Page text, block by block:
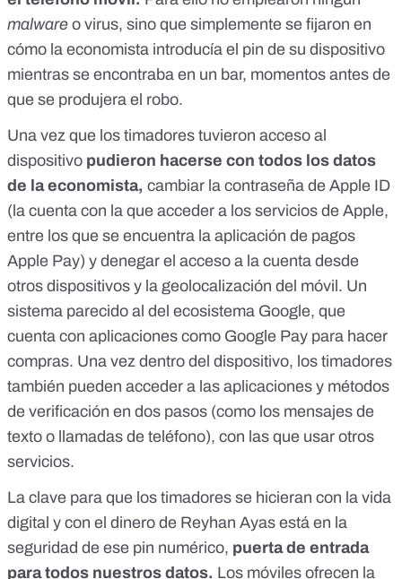
malware o virus, sino que simplemente se fijaron en
cómo la economista introducía el pin de su dispositivo
mientras se encontraba en un bar, momentos antes de
que se produjera el robo.
Una vez que los timadores tuvieron acceso al
dispositivo pudieron hacerse con todos los datos
de la economista, cambiar la contraseña de Apple ID
(la cuenta con la que acceder a los servicios de Apple,
entre los que se encuentra la aplicación de pagos
Apple Pay) y denegar el acceso a la cuenta desde
otros dispositivos y la geolocalización del móvil. Un
sistema parecido al del ecosistema Google, que
cuenta con aplicaciones como Google Pay para hacer
compras. Una vez dentro del dispositivo, los timadores
también pueden acceder a las aplicaciones y métodos
de verificación en dos pasos (como los mensajes de
texto o llamadas de teléfono), con las que usar otros
servicios.
La clave para que los timadores se hicieran con la vida
digital y con el dinero de Reyhan Ayas está en la
seguridad de ese pin numérico, puerta de entrada
para todos nuestros datos. Los móviles ofrecen la